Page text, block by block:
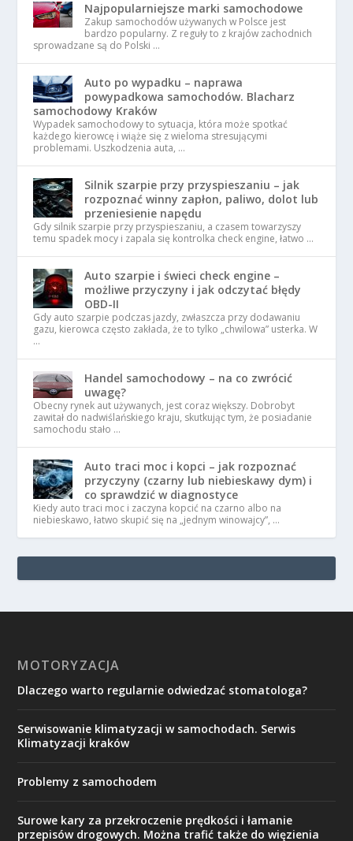
Najpopularniejsze marki samochodowe
Zakup samochodów używanych w Polsce jest
bardzo popularny. Z reguły to z krajów zachodnich
sprowadzane są do Polski …
Auto po wypadku – naprawa
powypadkowa samochodów. Blacharz
samochodowy Kraków
Wypadek samochodowy to sytuacja, która może spotkać
każdego kierowcę i wiąże się z wieloma stresującymi
problemami. Uszkodzenia auta, …
Silnik szarpie przy przyspieszaniu – jak
rozpoznać winny zapłon, paliwo, dolot lub
przeniesienie napędu
Gdy silnik szarpie przy przyspieszaniu, a czasem towarzyszy
temu spadek mocy i zapala się kontrolka check engine, łatwo …
Auto szarpie i świeci check engine –
możliwe przyczyny i jak odczytać błędy
OBD-II
Gdy auto szarpie podczas jazdy, zwłaszcza przy dodawaniu
gazu, kierowca często zakłada, że to tylko „chwilowa” usterka. W
…
Handel samochodowy – na co zwrócić
uwagę?
Obecny rynek aut używanych, jest coraz większy. Dobrobyt
zawitał do nadwiślańskiego kraju, skutkując tym, że posiadanie
samochodu stało …
Auto traci moc i kopci – jak rozpoznać
przyczyny (czarny lub niebieskawy dym) i
co sprawdzić w diagnostyce
Kiedy auto traci moc i zaczyna kopcić na czarno albo na
niebieskawo, łatwo skupić się na „jednym winowajcy”, …
MOTORYZACJA
Dlaczego warto regularnie odwiedzać stomatologa?
Serwisowanie klimatyzacji w samochodach. Serwis
Klimatyzacji kraków
Problemy z samochodem
Surowe kary za przekroczenie prędkości i łamanie
przepisów drogowych. Można trafić także do więzienia